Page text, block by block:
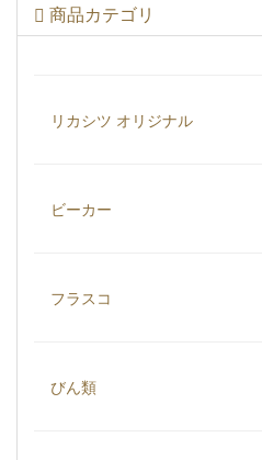
商品カテゴリ
リカシツ オリジナル
ビーカー
フラスコ
びん類